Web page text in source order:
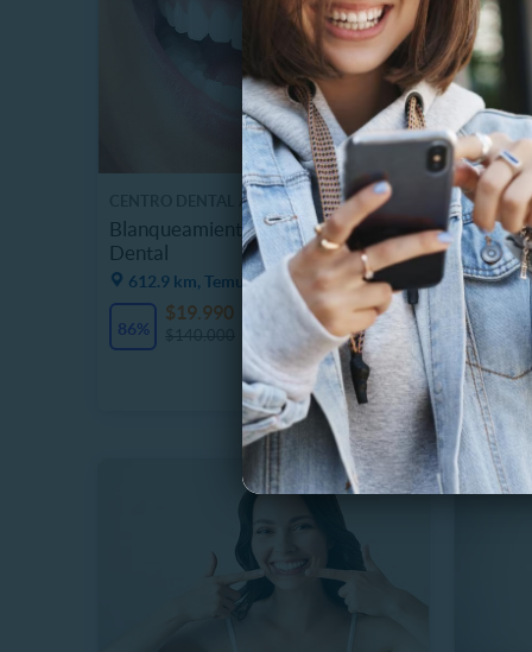
CENTRO DENTAL ALEMÁN
Blanqueamiento Led + Limpieza
Dental
612.9 km, Temuco
86%
13 Vendidos
$19.990
CLINICA
4.8
75%